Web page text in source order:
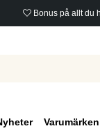
Bonus på allt du
Varumärken